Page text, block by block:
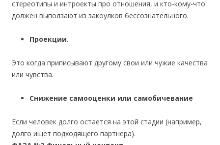
стереотипы и интроекты про отношения, и кто-кому-что
должен выползают из закоулков бессознательного.
Проекции.
Это когда приписывают другому свои или чужие качества
или чувства.
Снижение самооценки или самобичевание
Если человек долго остается на этой стадии (например,
долго ищет подходящего партнера).